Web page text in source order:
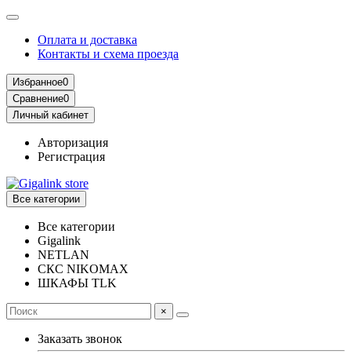
Оплата и доставка
Контакты и схема проезда
Избранное0
Сравнение0
Личный кабинет
Авторизация
Регистрация
Все категории
Все категории
Gigalink
NETLAN
СКС NIKOMAX
ШКАФЫ TLK
×
Заказать звонок